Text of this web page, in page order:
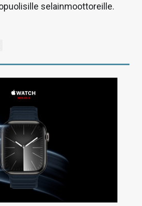
selainmoottoreille.